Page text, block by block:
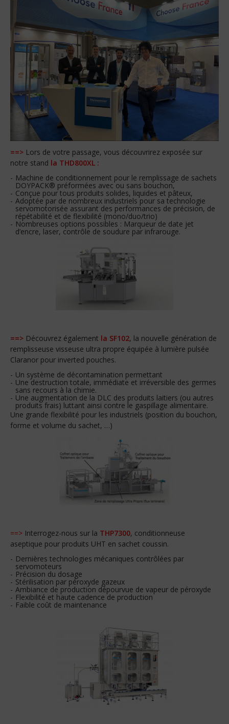
==> Lors de votre passage, vous découvrirez exposée sur
notre stand la THD800XL :
Machine de conditionnement pour le remplissage de sachets
DOYPACK® préformées avec ou sans bouchon,
Conçue pour tous produits solides, liquides et pâteux,
Adoptée par de nombreux industriels pour sa technologie
servomotorisée assurant des performances de précision, de
répétabilité et de flexibilité (mono/duo/trio)
Nombreuses options possibles : Marqueur de date jet
d’encre, laser, contrôle de soudure par infrarouge.
==> Découvrez également la SF102, la nouvelle génération de
remplisseuse visseuse ultra propre équipée à lumière pulsée
Claranor pour inverted pouches.
Un système de décontamination permettant
Une destruction totale, immédiate et irréversible des germes
sans recours à la chimie.
Une augmentation de la DLC des produits laitiers (ou autres
produits frais) luttant ainsi contre le gaspillage alimentaire.
Une grande flexibilité pour les industriels (position du bouchon,
forme et volume du sachet, …)
==> Interrogez-nous sur la THP7300, conditionneuse
aseptique pour produits UHT en sachet coussin.
Dernières technologies mécaniques contrôlées par
servomoteurs
Précision du dosage
Stérilisation par péroxyde gazeux
Ambiance de production dépourvue de vapeur de péroxyde
Flexibilité et haute cadence de production
Faible coût de maintenance